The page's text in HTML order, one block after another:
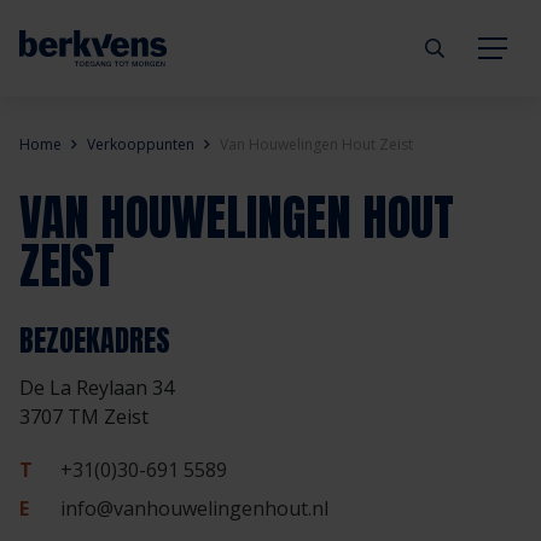
Deuren
Kozijnen
Hang- & sluitwerk
Diensten
Technische documentatie
Eengezinswoning
Meergezinswoning
Utiliteitsgebouw
Prefab woning
Aannemer
Architect
Projectontwikkelaar
Handelspartner
Inbraakwerend
Brandwerend
Geluidwerend
Rookwerend
Duurzaamheid
mijndeur.nl
Webshop
Inspiratie
Verkooppunten
Veelgestelde vragen
Blog
Organisatie
Duurzaamheid
GND Garantiedeuren
Werken bij Berkvens
Home Verkooppunten Van Houwelingen Hout Zeist
VAN HOUWELINGEN HOUT
ZEIST
BEZOEKADRES
De La Reylaan 34
3707 TM Zeist
T
+31(0)30-691 5589
E
info@vanhouwelingenhout.nl